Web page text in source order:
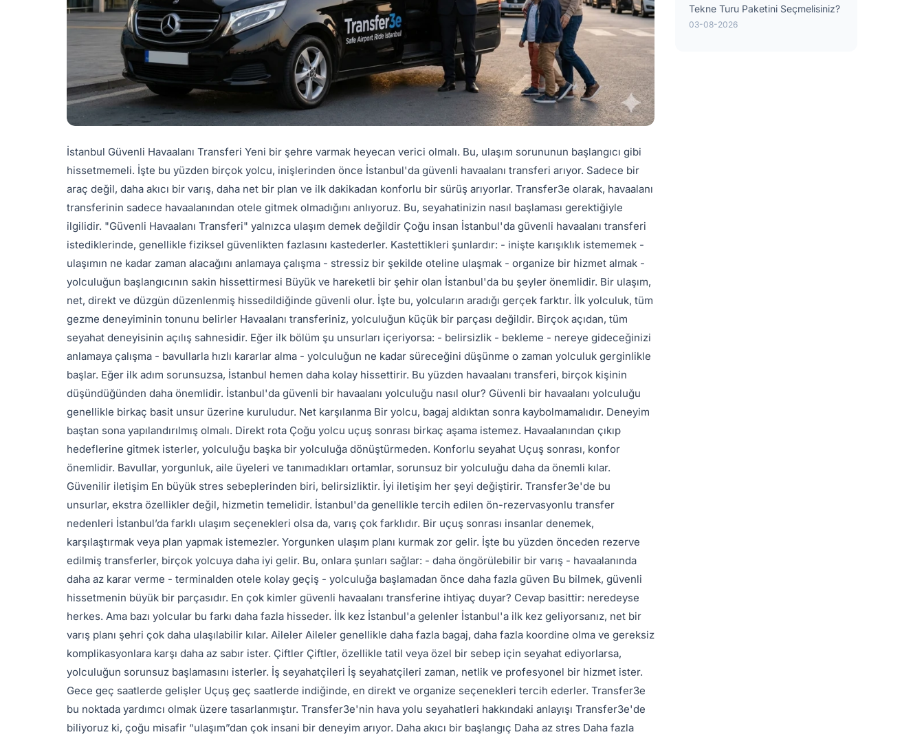
İstanbul Güvenli Havaalanı Transferi Yeni bir şehre varmak heyecan verici olmalı. Bu, ulaşım sorununun başlangıcı gibi
hissetmemeli. İşte bu yüzden birçok yolcu, inişlerinden önce İstanbul'da güvenli havaalanı transferi arıyor. Sadece bir
araç değil, daha akıcı bir varış, daha net bir plan ve ilk dakikadan konforlu bir sürüş arıyorlar. Transfer3e olarak, havaalanı
transferinin sadece havaalanından otele gitmek olmadığını anlıyoruz. Bu, seyahatinizin nasıl başlaması gerektiğiyle
ilgilidir. "Güvenli Havaalanı Transferi" yalnızca ulaşım demek değildir Çoğu insan İstanbul'da güvenli havaalanı transferi
istediklerinde, genellikle fiziksel güvenlikten fazlasını kastederler. Kastettikleri şunlardır: - inişte karışıklık istememek -
ulaşımın ne kadar zaman alacağını anlamaya çalışma - stressiz bir şekilde oteline ulaşmak - organize bir hizmet almak -
yolculuğun başlangıcının sakin hissettirmesi Büyük ve hareketli bir şehir olan İstanbul'da bu şeyler önemlidir. Bir ulaşım,
net, direkt ve düzgün düzenlenmiş hissedildiğinde güvenli olur. İşte bu, yolcuların aradığı gerçek farktır. İlk yolculuk, tüm
gezme deneyiminin tonunu belirler Havaalanı transferiniz, yolculuğun küçük bir parçası değildir. Birçok açıdan, tüm
seyahat deneyisinin açılış sahnesidir. Eğer ilk bölüm şu unsurları içeriyorsa: - belirsizlik - bekleme - nereye gideceğinizi
anlamaya çalışma - bavullarla hızlı kararlar alma - yolculuğun ne kadar süreceğini düşünme o zaman yolculuk gerginlikle
başlar. Eğer ilk adım sorunsuzsa, İstanbul hemen daha kolay hissettirir. Bu yüzden havaalanı transferi, birçok kişinin
düşündüğünden daha önemlidir. İstanbul'da güvenli bir havaalanı yolculuğu nasıl olur? Güvenli bir havaalanı yolculuğu
genellikle birkaç basit unsur üzerine kuruludur. Net karşılanma Bir yolcu, bagaj aldıktan sonra kaybolmamalıdır. Deneyim
baştan sona yapılandırılmış olmalı. Direkt rota Çoğu yolcu uçuş sonrası birkaç aşama istemez. Havaalanından çıkıp
hedeflerine gitmek isterler, yolculuğu başka bir yolculuğa dönüştürmeden. Konforlu seyahat Uçuş sonrası, konfor
önemlidir. Bavullar, yorgunluk, aile üyeleri ve tanımadıkları ortamlar, sorunsuz bir yolculuğu daha da önemli kılar.
Güvenilir iletişim En büyük stres sebeplerinden biri, belirsizliktir. İyi iletişim her şeyi değiştirir. Transfer3e'de bu
unsurlar, ekstra özellikler değil, hizmetin temelidir. İstanbul'da genellikle tercih edilen ön-rezervasyonlu transfer
nedenleri İstanbul’da farklı ulaşım seçenekleri olsa da, varış çok farklıdır. Bir uçuş sonrası insanlar denemek,
karşılaştırmak veya plan yapmak istemezler. Yorgunken ulaşım planı kurmak zor gelir. İşte bu yüzden önceden rezerve
edilmiş transferler, birçok yolcuya daha iyi gelir. Bu, onlara şunları sağlar: - daha öngörülebilir bir varış - havaalanında
daha az karar verme - terminalden otele kolay geçiş - yolculuğa başlamadan önce daha fazla güven Bu bilmek, güvenli
hissetmenin büyük bir parçasıdır. En çok kimler güvenli havaalanı transferine ihtiyaç duyar? Cevap basittir: neredeyse
herkes. Ama bazı yolcular bu farkı daha fazla hisseder. İlk kez İstanbul'a gelenler İstanbul'a ilk kez geliyorsanız, net bir
varış planı şehri çok daha ulaşılabilir kılar. Aileler Aileler genellikle daha fazla bagaj, daha fazla koordine olma ve gereksiz
komplikasyonlara karşı daha az sabır ister. Çiftler Çiftler, özellikle tatil veya özel bir sebep için seyahat ediyorlarsa,
yolculuğun sorunsuz başlamasını isterler. İş seyahatçileri İş seyahatçileri zaman, netlik ve profesyonel bir hizmet ister.
Gece geç saatlerde gelişler Uçuş geç saatlerde indiğinde, en direkt ve organize seçenekleri tercih ederler. Transfer3e
bu noktada yardımcı olmak üzere tasarlanmıştır. Transfer3e'nin hava yolu seyahatleri hakkındaki anlayışı Transfer3e'de
biliyoruz ki, çoğu misafir “ulaşım”dan çok insani bir deneyim arıyor. Daha akıcı bir başlangıç Daha az stres Daha fazla
Tekne Turu Paketini Seçmelisiniz?
03-08-2026